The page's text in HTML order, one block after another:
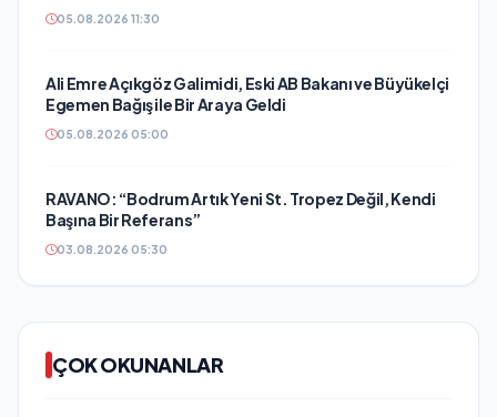
05.08.2026 11:30
Ali Emre Açıkgöz Galimidi, Eski AB Bakanı ve Büyükelçi
Egemen Bağış ile Bir Araya Geldi
05.08.2026 05:00
RAVANO: “Bodrum Artık Yeni St. Tropez Değil, Kendi
Başına Bir Referans”
03.08.2026 05:30
ÇOK OKUNANLAR